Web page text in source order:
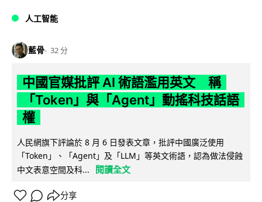
人工智能
藍骨 32 分
中國官媒批評 AI 術語濫用英文 稱
「Token」與「Agent」動搖科技話語
權
人民網旗下評論於 8 月 6 日發表文章，批評中國廣泛使用
「Token」、「Agent」及「LLM」等英文術語，認為做法侵蝕
中文表意空間及科...
閱讀全文
分享